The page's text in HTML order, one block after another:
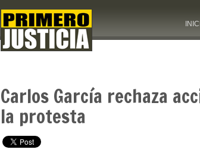
Carlos García rechaza
la protesta